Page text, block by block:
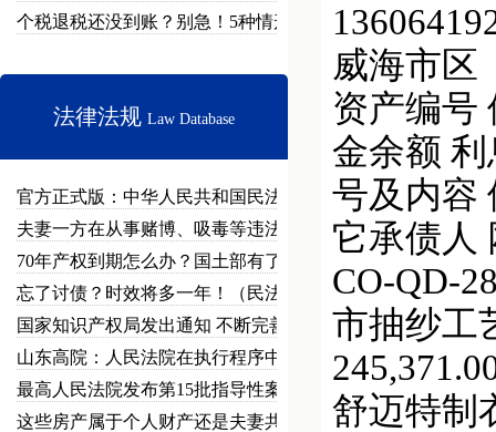
个税退税还没到账？别急！5种情形…
法律法规 Law Database
官方正式版：中华人民共和国民法总…
夫妻一方在从事赌博、吸毒等违法犯…
70年产权到期怎么办？国土部有了…
忘了讨债？时效将多一年！（民法草…
国家知识产权局发出通知 不断完善…
山东高院：人民法院在执行程序中可…
最高人民法院发布第15批指导性案…
这些房产属于个人财产还是夫妻共同…
威海市区
资产编号
金余额
号及内容
它承债人
CO-QD-
市抽纱工
舒迈特制